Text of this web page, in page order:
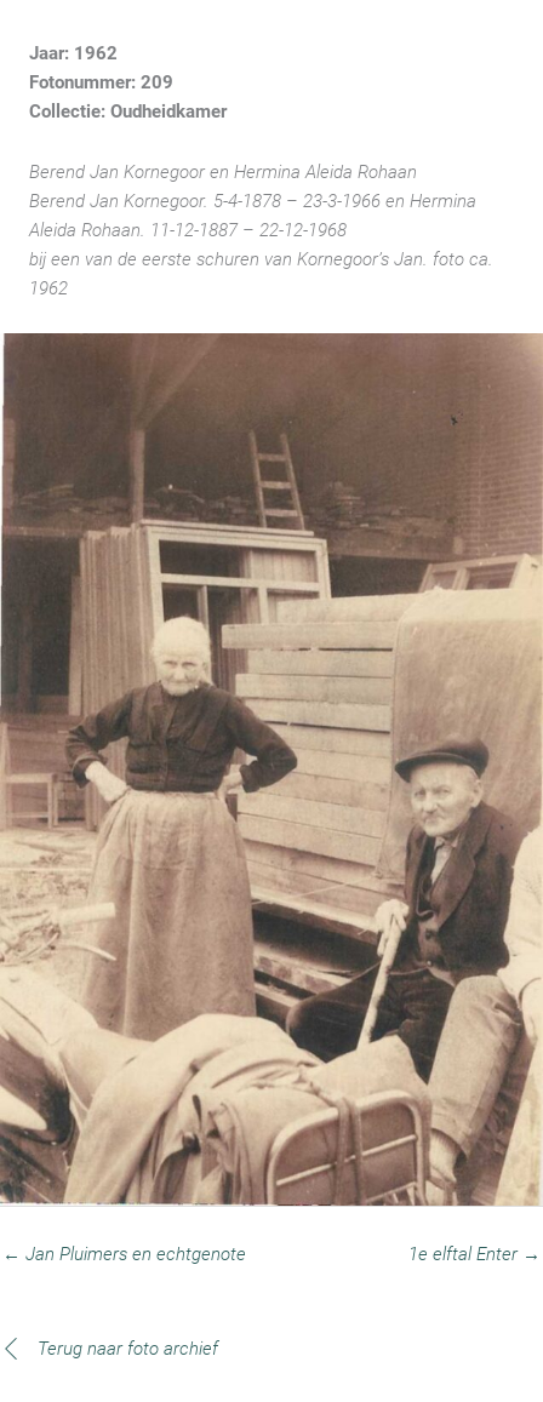
Jaar: 1962
Fotonummer: 209
Collectie: Oudheidkamer
Berend Jan Kornegoor en Hermina Aleida Rohaan
Berend Jan Kornegoor. 5-4-1878 – 23-3-1966 en Hermina
Aleida Rohaan. 11-12-1887 – 22-12-1968
bij een van de eerste schuren van Kornegoor’s Jan. foto ca.
1962
← Jan Pluimers en echtgenote 1e elftal Enter →
Terug naar foto archief